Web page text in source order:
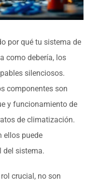
por qué tu sistema de
como debería, los
silenciosos.
componentes son
y funcionamiento de
de climatización.
ellos puede
del sistema.
crucial, no son